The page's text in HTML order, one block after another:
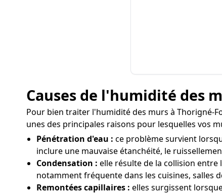
Causes de l'humidité des
Pour bien traiter l'humidité des murs à Thorigné-
unes des principales raisons pour lesquelles vos
Pénétration d'eau : ce problème survient
inclure une mauvaise étanchéité, le
Condensation : elle résulte de la collision
notamment fréquente dans les cuisines, salles
Remontées capillaires : elles surgissent